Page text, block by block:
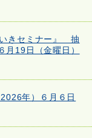
きセミナー』 抽
19日（金曜日）
年）６月６日